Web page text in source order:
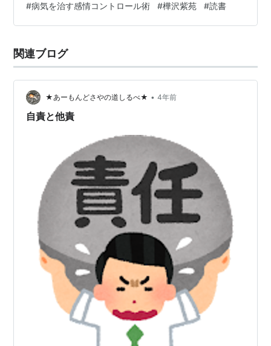
る 人に相談しない⇔人に気軽に相談する 人を責める⇔
人を赦している 過去にこだわる⇔今を生きている 症状
に注目する 否認、受容、感謝の3ステップ 否認とは、病
気やそれにまつわる状況・原因などに対して抗している
#病気を治す感情コントロール術 #樺沢紫苑 #読書
関連ブログ
★あーもんどさやの道しるべ★ • 4年前
自責と他責